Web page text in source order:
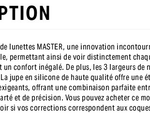
lunettes MASTER, une innovation
permettant ainsi de voir distinctement
confort inégalé. De plus, les 3 largeurs
jupe en silicone de haute qualité offre une
offrant une combinaison parfaite
et de précision. Vous pouvez acheter ce
si vos corrections correspondent aux